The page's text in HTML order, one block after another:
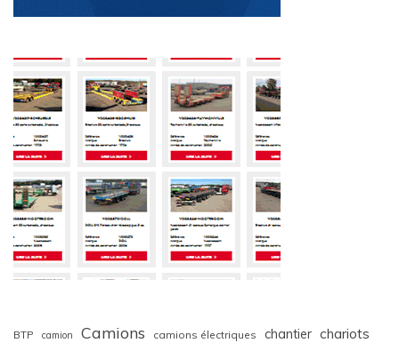
BTP camion Camions camions électriques chantier chariots